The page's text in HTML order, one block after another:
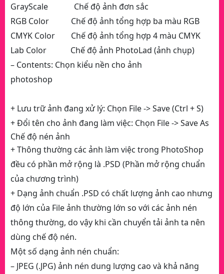
GrayScale Chế độ ảnh đơn sắc
RGB Color Chế độ ảnh tổng hợp ba màu RGB
CMYK Color Chế độ ảnh tổng hợp 4 màu CMYK
Lab Color Chế độ ảnh PhotoLad (ảnh chụp)
– Contents: Chọn kiểu nền cho ảnh
photoshop
+ Lưu trữ ảnh đang xử lý: Chọn File -> Save (Ctrl + S)
+ Đổi tên cho ảnh đang làm việc: Chọn File -> Save As
Chế độ nén ảnh
+ Thông thường các ảnh làm việc trong PhotoShop
đều có phần mở rộng là .PSD (Phần mở rộng chuẩn
của chương trình)
+ Dạng ảnh chuẩn .PSD có chất lượng ảnh cao nhưng
độ lớn của File ảnh thường lớn so với các ảnh nén
thông thường, do vậy khi cần chuyển tải ảnh ta nên
dùng chế độ nén.
Một số dạng ảnh nén chuẩn:
– JPEG (.JPG) ảnh nén dung lượng cao và khả năng